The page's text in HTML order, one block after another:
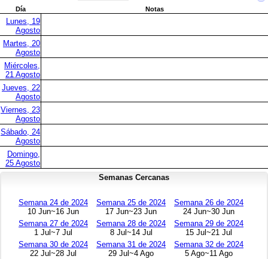
Día Notas
Lunes, 19
Agosto
Martes, 20
Agosto
Miércoles,
21 Agosto
Jueves, 22
Agosto
Viernes, 23
Agosto
Sábado, 24
Agosto
Domingo,
25 Agosto
Semanas Cercanas
Semana 24 de 2024
10 Jun~16 Jun
Semana 25 de 2024
17 Jun~23 Jun
Semana 26 de 2024
24 Jun~30 Jun
Semana 27 de 2024
1 Jul~7 Jul
Semana 28 de 2024
8 Jul~14 Jul
Semana 29 de 2024
15 Jul~21 Jul
Semana 30 de 2024
22 Jul~28 Jul
Semana 31 de 2024
29 Jul~4 Ago
Semana 32 de 2024
5 Ago~11 Ago